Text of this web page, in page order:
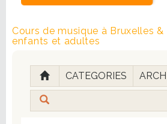
Cours de musique à Bruxelles
enfants et adultes
CATEGORIES